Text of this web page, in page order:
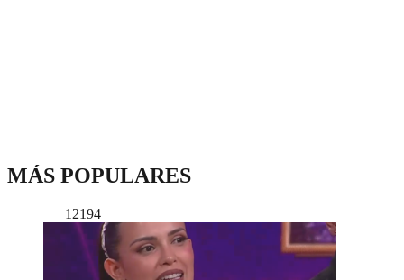
MÁS POPULARES
12194